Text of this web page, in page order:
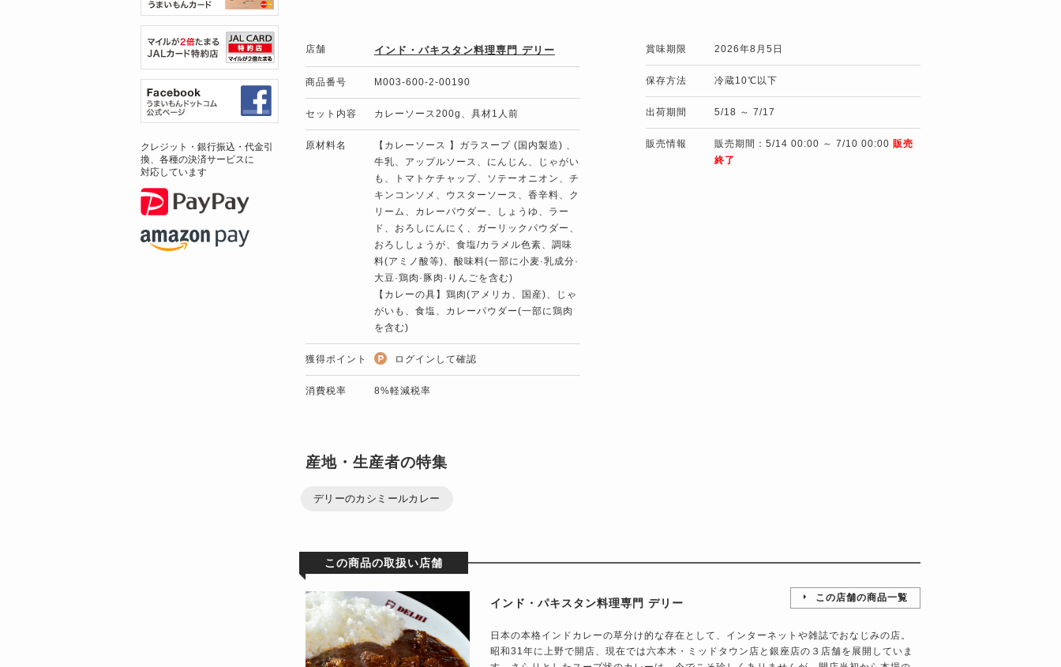
店舗 インド・パキスタン料理専門 デリー
商品番号 M003-600-2-00190
セット内容 カレーソース200g、具材1人前
原材料名
【カレーソース 】ガラスープ (国内製造) 、
牛乳、アップルソース、にんじん、じゃがい
も、トマトケチャップ、ソテーオニオン、チ
キンコンソメ、ウスターソース、香辛料、ク
リーム、カレーパウダー、しょうゆ、ラー
ド、おろしにんにく、ガーリックパウダー、
おろししょうが、食塩/カラメル色素、調味
料(アミノ酸等)、酸味料(一部に小麦·乳成分·
大豆·鶏肉·豚肉·りんごを含む)
【カレーの具】鶏肉(アメリカ、国産)、じゃ
がいも、食塩、カレーパウダー(一部に鶏肉
を含む)
獲得ポイント ログインして確認
消費税率 8%軽減税率
賞味期限 2026年8月5日
保存方法 冷蔵10℃以下
出荷期間 5/18 ～ 7/17
販売情報 販売期間：5/14 00:00 ～ 7/10 00:00 販売
終了
産地・生産者の特集
デリーのカシミールカレー
この商品の取扱い店舗
インド・パキスタン料理専門 デリー この店舗の商品一覧
日本の本格インドカレーの草分け的な存在として、インターネットや雑誌でおなじみの店。
昭和31年に上野で開店、現在では六本木・ミッドタウン店と銀座店の３店舗を展開していま
クレジット・銀行振込・代金引
換、各種の決済サービスに
対応しています